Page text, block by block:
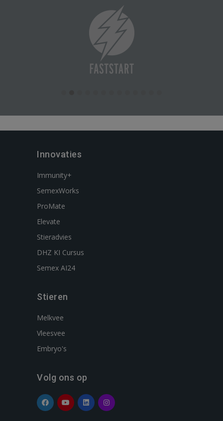
Innovaties
Immunity+
SemexWorks
ProMate
Elevate
Stieradvies
DHZ KI Cursus
Semex AI24
Stieren
Melkvee
Vleesvee
Embryo's
Volg ons op